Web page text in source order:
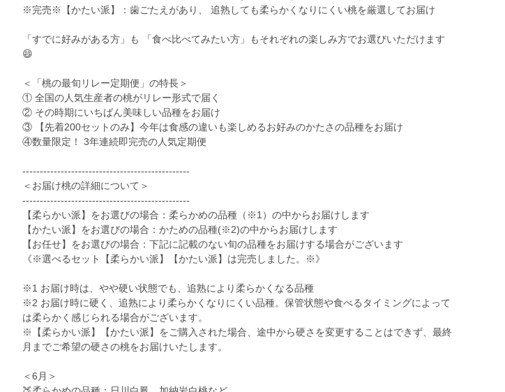
※完売※【かたい派】：歯ごたえがあり、 追熟しても柔らかくなりにくい桃を厳選してお届け
「すでに好みがある方」も 「食べ比べてみたい方」もそれぞれの楽しみ方でお選びいただけます
😄
＜「桃の最旬リレー定期便」の特長＞
① 全国の人気生産者の桃がリレー形式で届く
② その時期にいちばん美味しい品種をお届け
③ 【先着200セットのみ】今年は食感の違いも楽しめるお好みのかたさの品種をお届け
④数量限定！ 3年連続即完売の人気定期便
------------------------------------------------
＜お届け桃の詳細について＞
------------------------------------------------
【柔らかい派】をお選びの場合：柔らかめの品種（※1）の中からお届けします
【かたい派】をお選びの場合：かための品種(※2)の中からお届けします
【お任せ】をお選びの場合：下記に記載のない旬の品種をお届けする場合がございます
《※選べるセット【柔らかい派】【かたい派】は完売しました。※》
※1 お届け時は、やや硬い状態でも、追熟により柔らかくなる品種
※2 お届け時に硬く、追熟により柔らかくなりにくい品種。保管状態や食べるタイミングによって
は柔らかく感じられる場合がございます。
※【柔らかい派】【かたい派】をご購入された場合、途中から硬さを変更することはできず、最終
月までご希望の硬さの桃をお届けいたします。
＜6月＞